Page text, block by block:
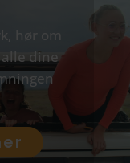
hør om
dine